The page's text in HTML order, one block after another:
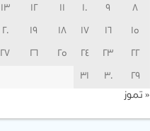
8
9
10
11
12
13
15
16
17
18
19
20
22
23
24
25
26
27
29
30
31
« تموز